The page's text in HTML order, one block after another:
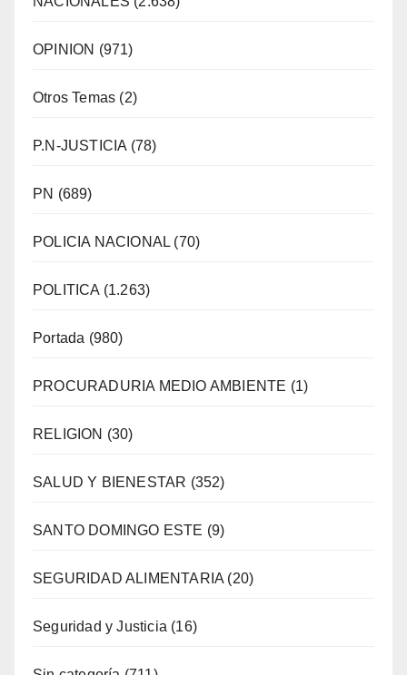
OPINION (971)
Otros Temas (2)
P.N-JUSTICIA (78)
PN (689)
POLICIA NACIONAL (70)
POLITICA (1.263)
Portada (980)
PROCURADURIA MEDIO AMBIENTE (1)
RELIGION (30)
SALUD Y BIENESTAR (352)
SANTO DOMINGO ESTE (9)
SEGURIDAD ALIMENTARIA (20)
Seguridad y Justicia (16)